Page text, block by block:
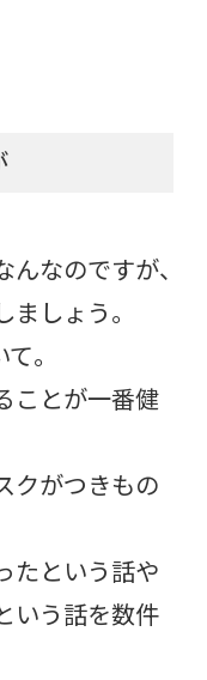
なのですが、
しょう。
。
ことが一番健
クがつきもの
たという話や
いう話を数件